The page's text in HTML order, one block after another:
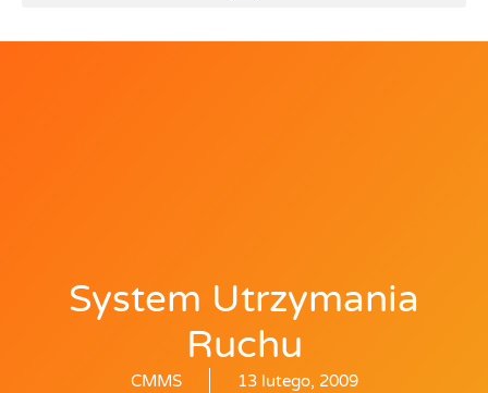
System Utrzymania
Ruchu
CMMS 13 lutego, 2009